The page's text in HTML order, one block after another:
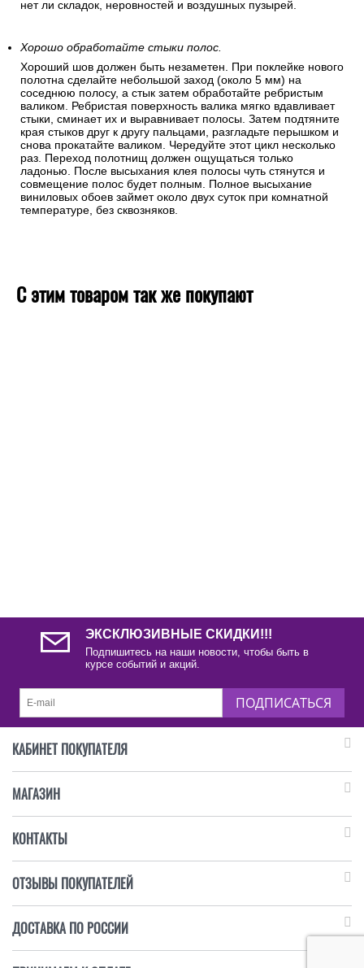
нет ли складок, неровностей и воздушных пузырей.
Хорошо обработайте стыки полос.
Хороший шов должен быть незаметен. При поклейке нового
полотна сделайте небольшой заход (около 5 мм) на
соседнюю полосу, а стык затем обработайте ребристым
валиком. Ребристая поверхность валика мягко вдавливает
стыки, сминает их и выравнивает полосы. Затем подтяните
края стыков друг к другу пальцами, разгладьте перышком и
снова прокатайте валиком. Чередуйте этот цикл несколько
раз. Переход полотнищ должен ощущаться только
ладонью. После высыхания клея полосы чуть стянутся и
совмещение полос будет полным. Полное высыхание
виниловых обоев займет около двух суток при комнатной
температуре, без сквозняков.
С этим товаром так же покупают
ЭКСКЛЮЗИВНЫЕ СКИДКИ!!!
Подпишитесь на наши новости, чтобы быть в
курсе событий и акций.
ПОДПИСАТЬСЯ
КАБИНЕТ ПОКУПАТЕЛЯ
МАГАЗИН
КОНТАКТЫ
ОТЗЫВЫ ПОКУПАТЕЛЕЙ
ДОСТАВКА ПО РОССИИ